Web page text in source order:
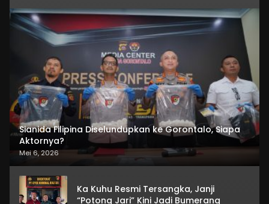
Sianida Filipina Diselundupkan ke Gorontalo, Siapa
Aktornya?
Mei 6, 2026
Ka Kuhu Resmi Tersangka, Janji
“Potong Jari” Kini Jadi Bumerang